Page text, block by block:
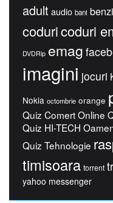
adult audio bani
coduricoduri
DVDRip emag
imagini jocuri
Nokia octombrie orange
Quiz Comert Online
Quiz HI-TECH
Quiz Tehnologie
timisoara torrent
yahoo messenger